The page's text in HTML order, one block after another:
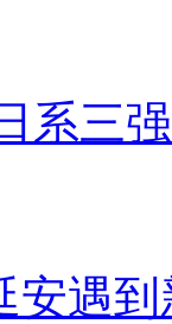
系三
安遇